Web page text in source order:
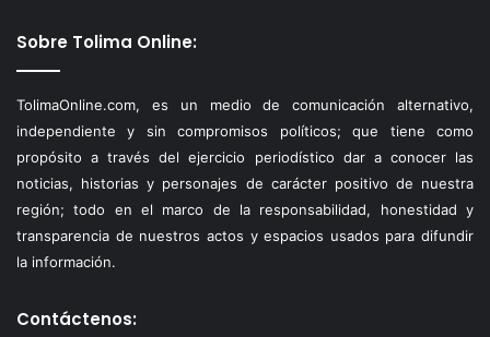
Sobre Tolima Online:
TolimaOnline.com, es un medio de comunicación alternativo,
independiente y sin compromisos políticos; que tiene como
propósito a través del ejercicio periodístico dar a conocer las
noticias, historias y personajes de carácter positivo de nuestra
región; todo en el marco de la responsabilidad, honestidad y
transparencia de nuestros actos y espacios usados para difundir
la información.
Contáctenos: